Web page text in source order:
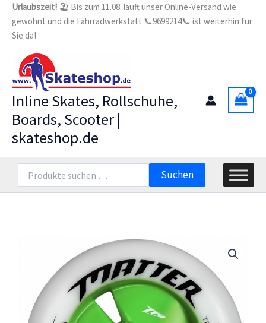
Zum
Inhalt
springen
Urlaubszeit! 🏖️ Bis zum 11.08. läuft unser Online-Versand wie
gewohnt und die Fahrradwerkstatt 📞9699214📞 ist weiterhin für
Sie da!
Inline Skates, Rollschuhe,
Boards, Scooter |
skateshop.de
nach:
Suchen